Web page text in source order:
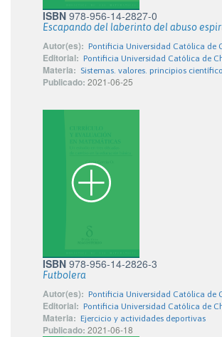
ISBN 978-956-14-2827-0
Escapando del laberinto del abuso
Autor(es): Pontificia Universidad Católica de
Editorial: Pontificia Universidad Católica de
Materia: Sistemas. valores. principios
Publicado: 2021-06-25
ISBN 978-956-14-2826-3
Futbolera
Autor(es): Pontificia Universidad Católica de
Editorial: Pontificia Universidad Católica de
Materia: Ejercicio y actividades deportivas
Publicado: 2021-06-18